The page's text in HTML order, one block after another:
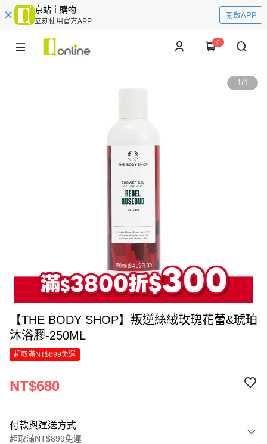
京站ｉ購物
立刻使用官方APP
開啟APP
0
1/1
【THE BODY SHOP】叛逆絲絨玫瑰花蕾&琥珀
沐浴膠-250ML
超取滿NT$899免運
NT$680
付款與運送方式
超取滿NT$899免運